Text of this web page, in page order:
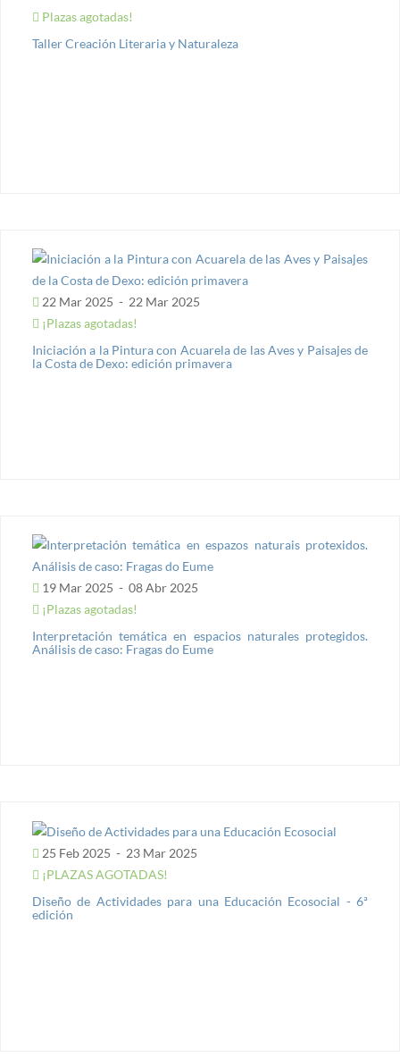
Plazas agotadas!
Taller Creación Literaria y Naturaleza
22 Mar 2025 - 22 Mar 2025
¡Plazas agotadas!
Iniciación a la Pintura con Acuarela de las Aves y Paisajes de
la Costa de Dexo: edición primavera
19 Mar 2025 - 08 Abr 2025
¡Plazas agotadas!
Interpretación temática en espacios naturales protegidos.
Análisis de caso: Fragas do Eume
25 Feb 2025 - 23 Mar 2025
¡PLAZAS AGOTADAS!
Diseño de Actividades para una Educación Ecosocial - 6ª
edición